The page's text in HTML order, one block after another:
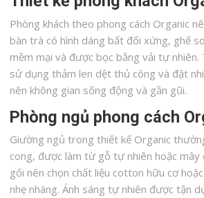
Phòng khách theo phong cách Organic
bàn trà có hình dáng bất đối xứng, ghế
mềm mại và được bọc bằng vải tự nhiên.
sử dụng thảm len dệt thủ công và đặt
nên không gian sống động và gần gũi.
Phòng ngủ phong cách
Giường ngủ trong thiết kế Organic
cong, được làm từ gỗ tự nhiên hoặc mây
gối nên chọn chất liệu cotton hữu cơ
nhẹ nhàng. Ánh sáng tự nhiên được tận